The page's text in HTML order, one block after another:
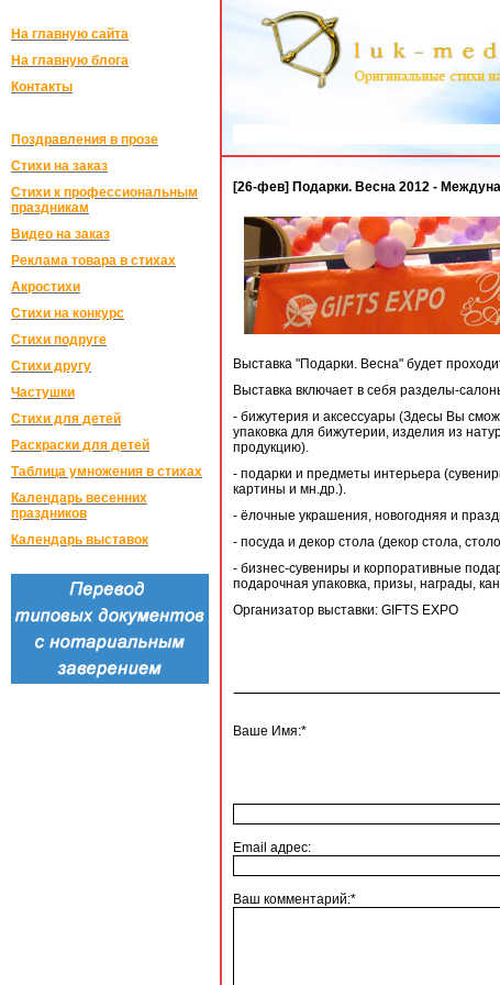
На главную сайта
На главную блога
Контакты
Поздравления в прозе
Стихи на заказ
Стихи к профессиональным
праздникам
Видео на заказ
Реклама товара в стихах
Акростихи
Стихи на конкурс
Стихи подруге
Стихи другу
Частушки
Стихи для детей
Раскраски для детей
Таблица умножения в стихах
Календарь весенних
праздников
Календарь выставок
[26-фев] Подарки. Весна 2012 -
Выставка "Подарки. Весна" будет
Выставка включает в себя разделы-
- бижутерия и аксессуары (Здесы Вы
упаковка для бижутерии, изделия из
продукцию).
- подарки и предметы интерьера
картины и мн.др.).
- ёлочные украшения, новогодняя и
- посуда и декор стола (декор стола,
- бизнес-сувениры и корпоративные
подарочная упаковка, призы, награды,
Организатор выставки: GIFTS EXPO
Ваше Имя:*
Email адрес:
Ваш комментарий:*